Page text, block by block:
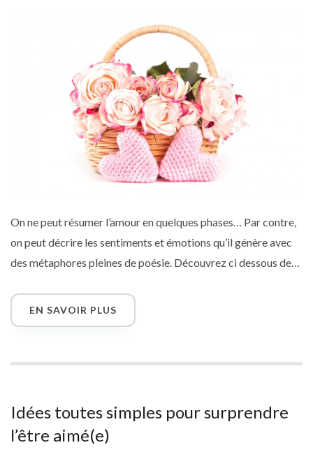
On ne peut résumer l’amour en quelques phases… Par contre,
on peut décrire les sentiments et émotions qu’il génère avec
des métaphores pleines de poésie. Découvrez ci dessous de
soeur !
EN SAVOIR PLUS
Idées toutes simples pour surprendre
l’être aimé(e)